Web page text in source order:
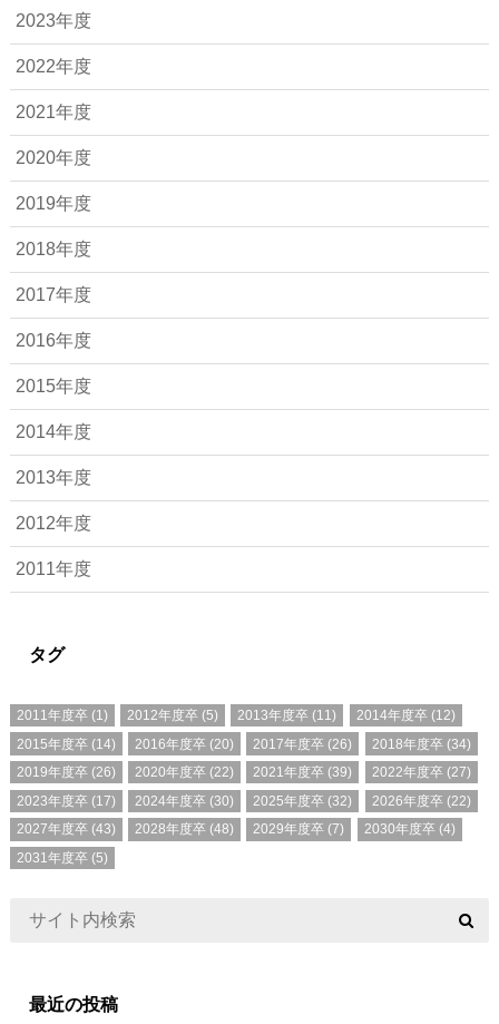
2023年度
2022年度
2021年度
2020年度
2019年度
2018年度
2017年度
2016年度
2015年度
2014年度
2013年度
2012年度
2011年度
タグ
2011年度卒(1) 2012年度卒 (5) 2013年度卒 (11) 2014年度卒(12)
2015年度卒(14) 2016年度卒 (20) 2017年度卒 (26) 2018年度卒(34)
2019年度卒(26) 2020年度卒 (22) 2021年度卒 (39) 2022年度卒(27)
2023年度卒(17) 2024年度卒 (30) 2025年度卒 (32) 2026年度卒(22)
2027年度卒(43) 2028年度卒 (48) 2029年度卒 (7) 2030年度卒(4)
2031年度卒(5)
最近の投稿